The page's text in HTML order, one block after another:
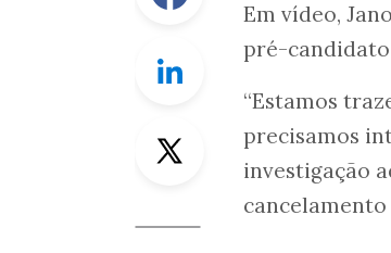
Linkedin
Twitter
Em vídeo,
pré-candidato
“Estamos
precisamos
investigação